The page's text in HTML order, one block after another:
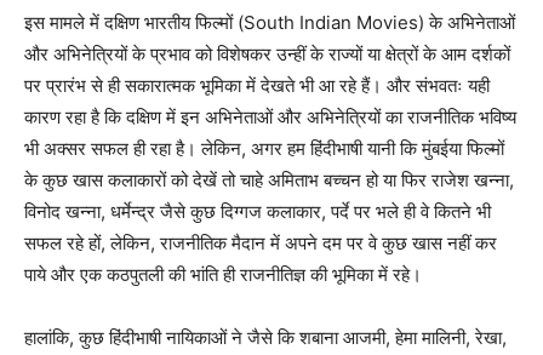
इस मामले में दक्षिण भारतीय फिल्मों (South Indian Movies) के अभिनेताओं
और अभिनेत्रियों के प्रभाव को विशेषकर उन्हीं के राज्यों या क्षेत्रों के आम दर्शकों
पर प्रारंभ से ही सकारात्मक भूमिका में देखते भी आ रहे हैं। और संभवतः यही
कारण रहा है कि दक्षिण में इन अभिनेताओं और अभिनेत्रियों का राजनीतिक भविष्य
भी अक्सर सफल ही रहा है। लेकिन, अगर हम हिंदीभाषी यानी कि मुंबईया फिल्मों
के कुछ खास कलाकारों को देखें तो चाहे अमिताभ बच्चन हो या फिर राजेश खन्ना,
विनोद खन्ना, धर्मेन्द्र जैसे कुछ दिग्गज कलाकार, पर्दे पर भले ही वे कितने भी
सफल रहे हों, लेकिन, राजनीतिक मैदान में अपने दम पर वे कुछ खास नहीं कर
पाये और एक कठपुतली की भांति ही राजनीतिज्ञ की भूमिका में रहे।
हालांकि, कुछ हिंदीभाषी नायिकाओं ने जैसे कि शबाना आजमी, हेमा मालिनी, रेखा,